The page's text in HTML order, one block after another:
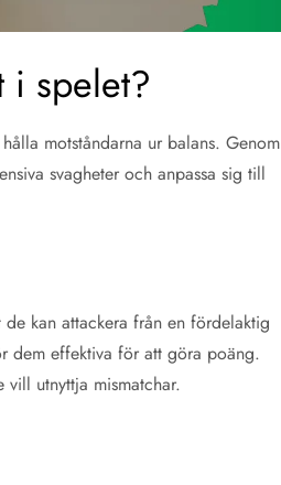
i spelet?
motståndarna ur balans. Genom
svagheter och anpassa sig till
kan attackera från en fördelaktig
dem effektiva för att göra poäng.
utnyttja mismatchar.